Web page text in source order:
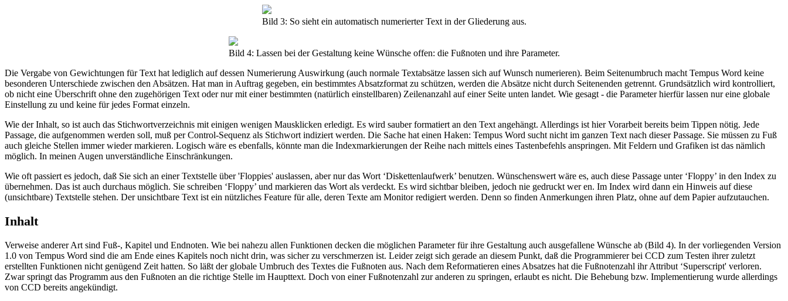
Bild 3: So sieht ein automatisch numerierter Text in der Gliederung aus.
Bild 4: Lassen bei der Gestaltung keine Wünsche offen: die Fußnoten und ihre Parameter.
Die Vergabe von Gewichtungen für Text hat lediglich auf dessen Numerierung Auswirkung (auch normale Textabsätze lassen sich auf Wunsch numerieren). Beim Seitenumbruch macht Tempus Word keine
besonderen Unterschiede zwischen den Absätzen. Hat man in Auftrag gegeben, ein bestimmtes Absatzformat zu schützen, werden die Absätze nicht durch Seitenenden getrennt. Grundsätzlich wird kontrolliert,
ob nicht eine Überschrift ohne den zugehörigen Text oder nur mit einer bestimmten (natürlich einstellbaren) Zeilenanzahl auf einer Seite unten landet. Wie gesagt - die Parameter hierfür lassen nur eine globale
Einstellung zu und keine für jedes Format einzeln.
Wie der Inhalt, so ist auch das Stichwortverzeichnis mit einigen wenigen Mausklicken erledigt. Es wird sauber formatiert an den Text angehängt. Allerdings ist hier Vorarbeit bereits beim Tippen nötig. Jede
Passage, die aufgenommen werden soll, muß per Control-Sequenz als Stichwort indiziert werden. Die Sache hat einen Haken: Tempus Word sucht nicht im ganzen Text nach dieser Passage. Sie müssen zu Fuß
auch gleiche Stellen immer wieder markieren. Logisch wäre es ebenfalls, könnte man die Indexmarkierungen der Reihe nach mittels eines Tastenbefehls anspringen. Mit Feldern und Grafiken ist das nämlich
möglich. In meinen Augen unverständliche Einschränkungen.
Wie oft passiert es jedoch, daß Sie sich an einer Textstelle über 'Floppies' auslassen, aber nur das Wort ‘Diskettenlaufwerk’ benutzen. Wünschenswert wäre es, auch diese Passage unter ‘Floppy’ in den Index zu
übernehmen. Das ist auch durchaus möglich. Sie schreiben ‘Floppy’ und markieren das Wort als verdeckt. Es wird sichtbar bleiben, jedoch nie gedruckt wer en. Im Index wird dann ein Hinweis auf diese
(unsichtbare) Textstelle stehen. Der unsichtbare Text ist ein nützliches Feature für alle, deren Texte am Monitor redigiert werden. Denn so finden Anmerkungen ihren Platz, ohne auf dem Papier aufzutauchen.
Inhalt
Verweise anderer Art sind Fuß-, Kapitel und Endnoten. Wie bei nahezu allen Funktionen decken die möglichen Parameter für ihre Gestaltung auch ausgefallene Wünsche ab (Bild 4). In der vorliegenden Version
1.0 von Tempus Word sind die am Ende eines Kapitels noch nicht drin, was sicher zu verschmerzen ist. Leider zeigt sich gerade an diesem Punkt, daß die Programmierer bei CCD zum Testen ihrer zuletzt
erstellten Funktionen nicht genügend Zeit hatten. So läßt der globale Umbruch des Textes die Fußnoten aus. Nach dem Reformatieren eines Absatzes hat die Fußnotenzahl ihr Attribut ‘Superscript' verloren.
Zwar springt das Programm aus den Fußnoten an die richtige Stelle im Haupttext. Doch von einer Fußnotenzahl zur anderen zu springen, erlaubt es nicht. Die Behebung bzw. Implementierung wurde allerdings
von CCD bereits angekündigt.